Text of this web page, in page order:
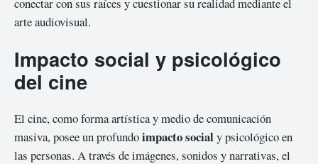
arte audiovisual.
Impacto social y psicológico
del cine
El cine, como forma artística y medio de comunicación
masiva, posee un profundoimpacto socialy psicológico en
las personas. A través de imágenes, sonidos y narrativas, el